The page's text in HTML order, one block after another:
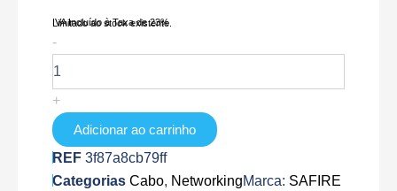
IVA Incluído à Taxa de 23%
Limitado ao stock existente.
-Quantidade
de
SF-
SC-
UPC-
SC-
UPC-
OS2-
DX-
+
Adicionar ao carrinho
REF 3f87a8cb79ff
Categorias Cabo, NetworkingMarca: SAFIRE